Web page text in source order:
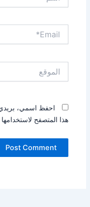
احفظ اسمي، بريدي
هذا المتصفح